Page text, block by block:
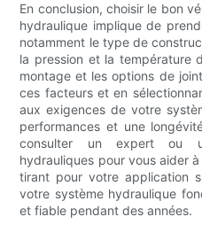
En conclusion, choisir le bon
hydraulique implique de
notamment le type de
la pression et la température
montage et les options de
ces facteurs et en
aux exigences de votre
performances et une
consulter un expert ou
hydrauliques pour vous aider
tirant pour votre application
votre système hydraulique
et fiable pendant des années.